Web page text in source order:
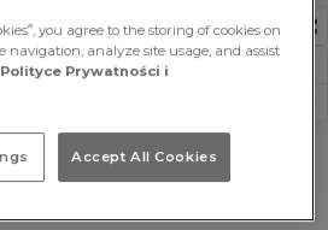
you agree to the storing of cookies on
navigation, analyze site usage, and assist
Polityce Prywatności i
Accept All Cookies